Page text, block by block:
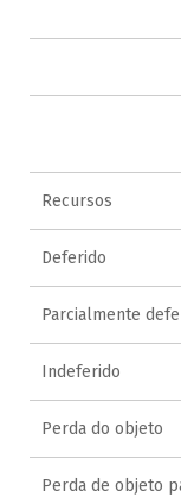
Recursos
Deferido
Parcialmente
Indeferido
Perda do objeto
Perda de objeto